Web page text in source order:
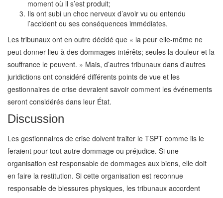
moment où il s’est produit;
Ils ont subi un choc nerveux d’avoir vu ou entendu
l’accident ou ses conséquences immédiates.
Les tribunaux ont en outre décidé que « la peur elle-même ne
peut donner lieu à des dommages-intérêts; seules la douleur et la
souffrance le peuvent. » Mais, d’autres tribunaux dans d’autres
juridictions ont considéré différents points de vue et les
gestionnaires de crise devraient savoir comment les événements
seront considérés dans leur État.
Discussion
Les gestionnaires de crise doivent traiter le TSPT comme ils le
feraient pour tout autre dommage ou préjudice. Si une
organisation est responsable de dommages aux biens, elle doit
en faire la restitution. Si cette organisation est reconnue
responsable de blessures physiques, les tribunaux accordent